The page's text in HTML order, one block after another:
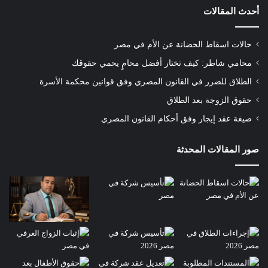
أحدث المقالات
حالات اسقاط الحضانة عن الأم في مصر
محامي شاطر: كيف تختار أفضل محامٍ يحمي حقوقك
الطلاق للضرر في القانون المصري وفق قوانين محكمة الأسرة
حقوق الزوجة بعد الطلاق
صيغة عقد إيجار وفق أحكام القانون المصري
صور المقالات المحدثة